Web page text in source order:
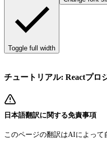
Toggle full width
チュートリアル: Reactプロ
日本語翻訳に関する免責事項
このページの翻訳はAIによって